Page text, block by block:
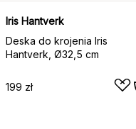
Iris Hantverk
Deska do krojenia Iris
Hantverk, Ø32,5 cm
199 zł